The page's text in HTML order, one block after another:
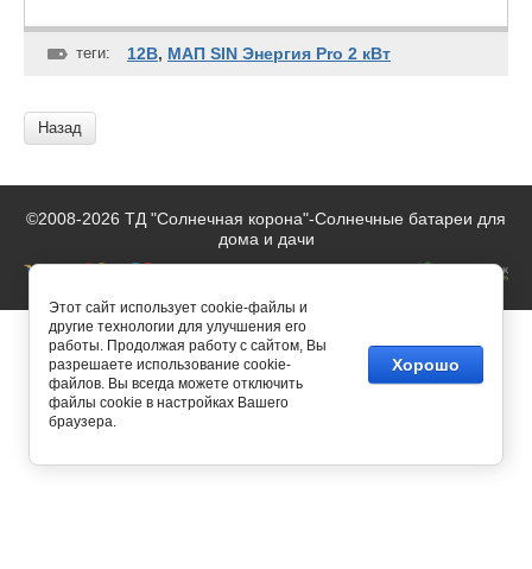
теги: 12В, МАП SIN Энергия Pro 2 кВт
Назад
©2008-2026 ТД "Солнечная корона"-Солнечные батареи для
дома и дачи
Этот сайт использует cookie-файлы и
другие технологии для улучшения его
работы. Продолжая работу с сайтом, Вы
разрешаете использование cookie-
файлов. Вы всегда можете отключить
файлы cookie в настройках Вашего
браузера.
Хорошо